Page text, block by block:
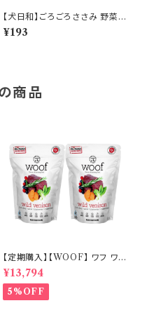
【犬日和】ごろごろささみ 野菜入
り
¥193
商品
【定期購入】【WOOF】 ワフ ワイ
ルドベニソン 280g ×２個セッ
ト 毎月お届け【送料無料】
¥13,794
5%OFF